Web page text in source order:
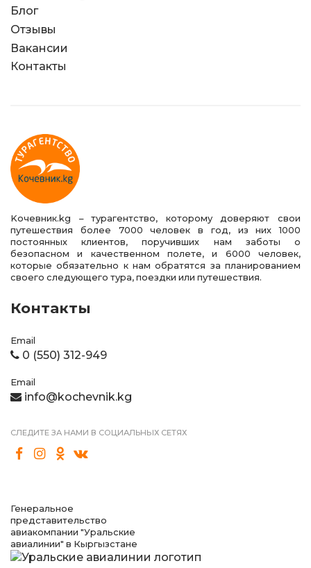
Блог
Отзывы
Вакансии
Контакты
Kочевник.kg – турагентство, которому доверяют свои
путешествия более 7000 человек в год, из них 1000
постоянных клиентов, поручивших нам заботы о
безопасном и качественном полете, и 6000 человек,
которые обязательно к нам обратятся за планированием
своего следующего тура, поездки или путешествия.
Контакты
Email
0 (550) 312-949
Email
info@kochevnik.kg
СЛЕДИТЕ ЗА НАМИ В СОЦИАЛЬНЫХ СЕТЯХ
Генеральное
представительство
авиакомпании "Уральские
авиалинии" в Кыргызстане